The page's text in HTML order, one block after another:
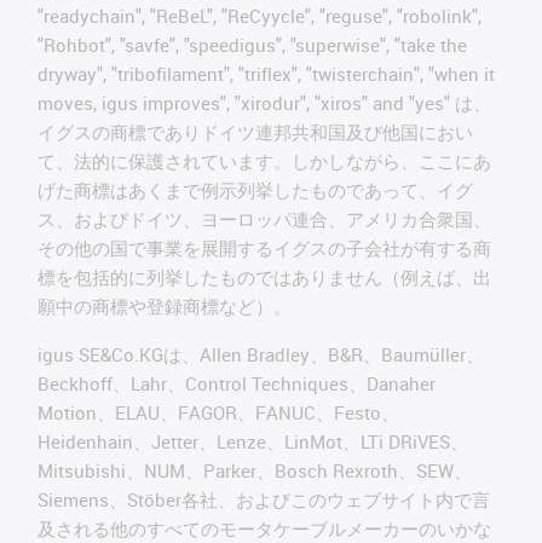
"readychain", "ReBeL", "ReCyycle", "reguse", "robolink",
"Rohbot", "savfe", "speedigus", "superwise", "take the
dryway", "tribofilament", "triflex", "twisterchain", "when it
moves, igus improves", "xirodur", "xiros" and "yes" は、
イグスの商標でありドイツ連邦共和国及び他国におい
て、法的に保護されています。しかしながら、ここにあ
げた商標はあくまで例示列挙したものであって、イグ
ス、およびドイツ、ヨーロッパ連合、アメリカ合衆国、
その他の国で事業を展開するイグスの子会社が有する商
標を包括的に列挙したものではありません（例えば、出
願中の商標や登録商標など）。
igus SE&Co.KGは、Allen Bradley、B&R、Baumüller、
Beckhoff、Lahr、Control Techniques、Danaher
Motion、ELAU、FAGOR、FANUC、Festo、
Heidenhain、Jetter、Lenze、LinMot、LTi DRiVES、
Mitsubishi、NUM、Parker、Bosch Rexroth、SEW、
Siemens、Stöber各社、およびこのウェブサイト内で言
及される他のすべてのモータケーブルメーカーのいかな